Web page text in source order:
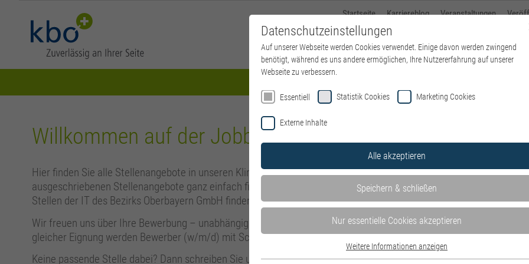
Über kbo Standorte kbo-Karriere Ausbildung
Startseite Karriereblog Veranstaltungen
Willkommen auf der Jobbörse von kbo – Kliniken des
Hier finden Sie alle Stellenangebote in unseren Kliniken und Einrichtungen – wohnortnah in ganz Oberbayern. Mit
ausgeschriebenen Stellenangebote ganz einfach filtern.
Stellen der IT des Bezirks Oberbayern GmbH finden Sie hier auf derWebsite der IT.
Wir freuen uns über Ihre Bewerbung – unabhängig von Ihrer kulturellen und sozialen Herkunft, von Alter, Religion,
gleicher Eignung werden Bewerber (w/m/d) mit Schwerbehinderung bevorzugt.
Keine passende Stelle dabei? Dann schreiben Sie uns gern eine Initiativbewerbung.
Datenschutzeinstellungen
Auf unserer Webseite werden Cookies verwendet. Einige davon werden zwingend
benötigt, während es uns andere ermöglichen, Ihre Nutzererfahrung auf unserer
Webseite zu verbessern.
Essentiell Statistik Cookies Marketing Cookies
Externe Inhalte
Alle akzeptieren
Speichern & schließen
Nur essentielle Cookies akzeptieren
Weitere Informationen anzeigen